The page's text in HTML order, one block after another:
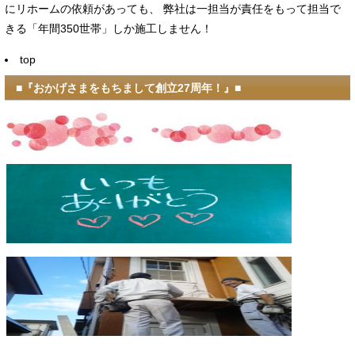
にリホームの依頼があっても、 弊社は一担当が責任をもって担当で
きる「年間350世帯」しか施工しません！
top
■『おかげさまをもちまして創立27周年！』■